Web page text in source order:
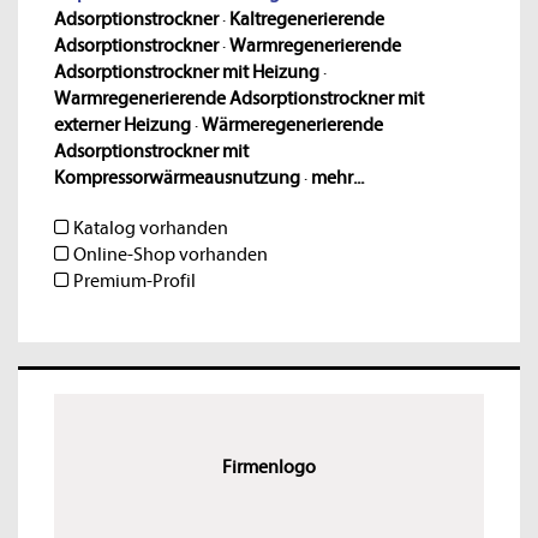
Adsorptionstrockner· Kaltregenerierende
Adsorptionstrockner·Warmregenerierende
Adsorptionstrockner mit Heizung·
Warmregenerierende Adsorptionstrockner mit
externer Heizung·Wärmeregenerierende
Adsorptionstrockner mit
Kompressorwärmeausnutzung· mehr...
Katalog vorhanden
Online-Shop vorhanden
Premium-Profil
Firmenlogo